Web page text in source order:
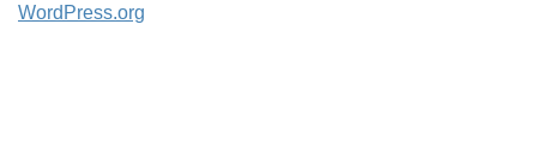
WordPress.org